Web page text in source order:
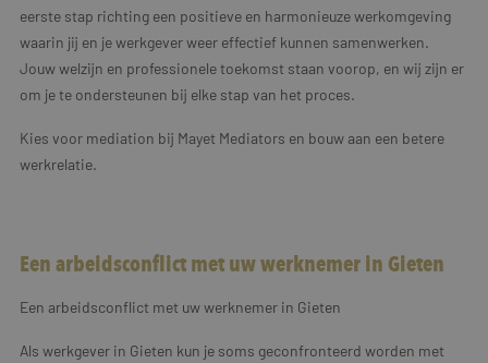
eerste stap richting een positieve en harmonieuze werkomgeving
waarin jij en je werkgever weer effectief kunnen samenwerken.
Jouw welzijn en professionele toekomst staan voorop, en wij zijn er
om je te ondersteunen bij elke stap van het proces.
Kies voor mediation bij Mayet Mediators en bouw aan een betere
werkrelatie.
Een arbeidsconflict met uw werknemer in Gieten
Een arbeidsconflict met uw werknemer in Gieten
Als werkgever in Gieten kun je soms geconfronteerd worden met